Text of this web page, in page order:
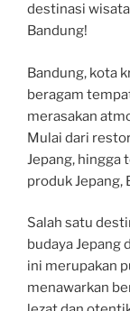
destinasi
Bandung!
Bandung, kota
beragam
merasakan
Mulai dari
Jepang, hingga
produk Jepang,
Salah satu
budaya Jepang
ini merupakan
menawarkan